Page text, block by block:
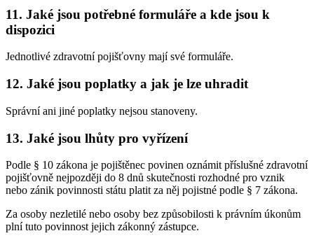
11. Jaké jsou potřebné formuláře a kde jsou k
dispozici
Jednotlivé zdravotní pojišťovny mají své formuláře.
12. Jaké jsou poplatky a jak je lze uhradit
Správní ani jiné poplatky nejsou stanoveny.
13. Jaké jsou lhůty pro vyřízení
Podle § 10 zákona je pojištěnec povinen oznámit příslušné zdravotní
pojišťovně nejpozději do 8 dnů skutečnosti rozhodné pro vznik
nebo zánik povinnosti státu platit za něj pojistné podle § 7 zákona.
Za osoby nezletilé nebo osoby bez způsobilosti k právním úkonům
plní tuto povinnost jejich zákonný zástupce.